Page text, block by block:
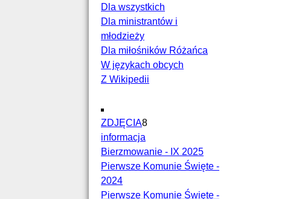
Dla wszystkich
Dla ministrantów i
młodzieży
Dla miłośników Różańca
W językach obcych
Z Wikipedii
ZDJĘCIA8
informacja
Bierzmowanie - IX 2025
Pierwsze Komunie Święte -
2024
Pierwsze Komunie Święte -